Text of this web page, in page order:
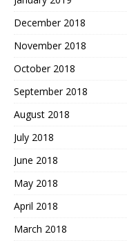
December 2018
November 2018
October 2018
September 2018
August 2018
July 2018
June 2018
May 2018
April 2018
March 2018